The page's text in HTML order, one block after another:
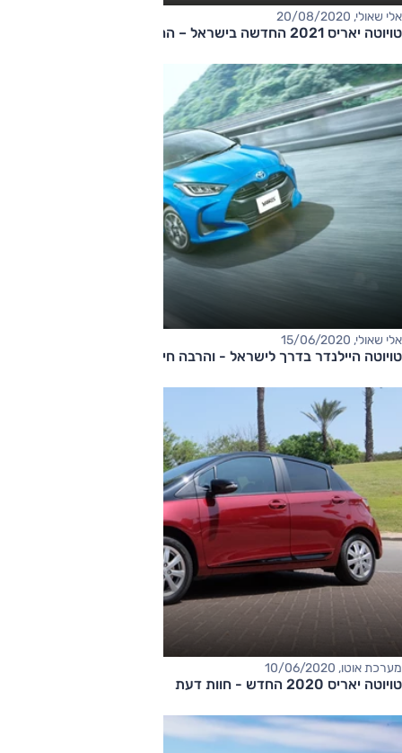
אלי שאולי, 20/08/2020
טויוטה יאריס 2021 החדשה בישראל – החל מ-106,000 שקלים
אלי שאולי, 15/06/2020
טויוטה היילנדר בדרך לישראל - והרבה חידושים
מערכת אוטו, 10/06/2020
טויוטה יאריס 2020 החדש - חוות דעת